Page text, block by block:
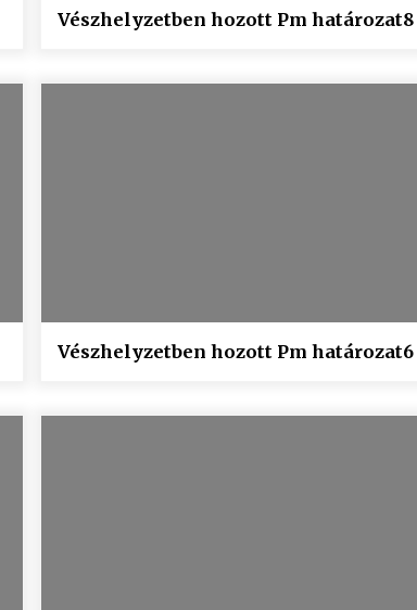
Vészhelyzetben hozott Pm határozat8
Vészhelyzetben hozott Pm határozat6